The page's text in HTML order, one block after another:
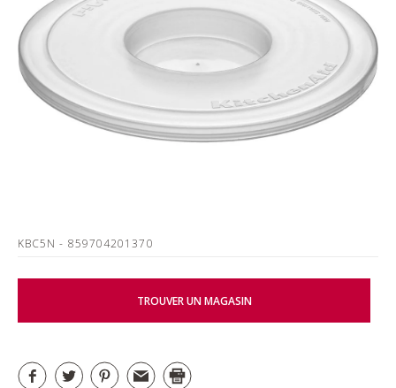
KBC5N- 859704201370
TROUVER UN MAGASIN